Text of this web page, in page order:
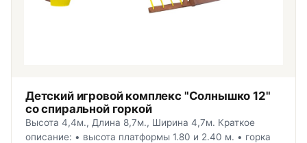
Детский игровой комплекс "Солнышко 12"
со спиральной горкой
Высота 4,4м., Длина 8,7м., Ширина 4,7м. Краткое
описание: • высота платформы 1.80 и 2.40 м. • горка